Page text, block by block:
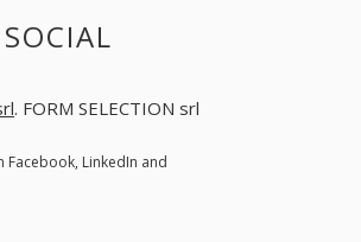
. FORM SELECTION srl
Facebook, LinkedIn and